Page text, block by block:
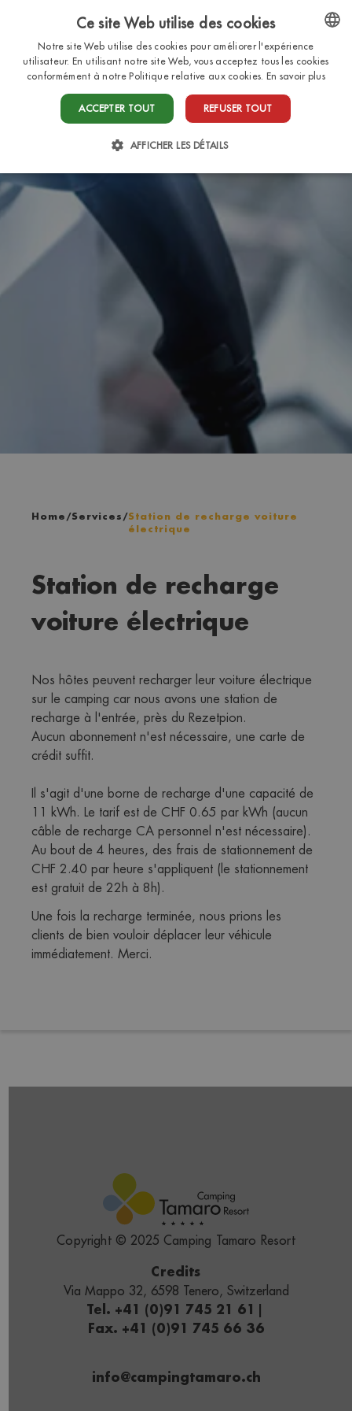
Home /Services /Station de recharge voiture
électrique
Station de recharge
voiture électrique
Nos hôtes peuvent recharger leur voiture électrique
sur le camping car nous avons une station de
recharge à l'entrée, près du Rezetpion.
Aucun abonnement n'est nécessaire, une carte de
crédit suffit.
Il s'agit d'une borne de recharge d'une capacité de
11 kWh. Le tarif est de CHF 0.65 par kWh (aucun
câble de recharge CA personnel n'est nécessaire).
Au bout de 4 heures, des frais de stationnement de
CHF 2.40 par heure s'appliquent (le stationnement
est gratuit de 22h à 8h).
Une fois la recharge terminée, nous prions les
clients de bien vouloir déplacer leur véhicule
immédiatement. Merci.
Copyright © 2025 Camping Tamaro Resort
Credits
Via Mappo 32, 6598 Tenero, Switzerland
Tel. +41 (0)91 745 21 61 |
Fax. +41 (0)91 745 66 36
info@campingtamaro.ch
ENGLISH
Ce site Web utilise des cookies
Notre site Web utilise des cookies pour améliorer l'expérience
utilisateur. En utilisant notre site Web, vous acceptez tous les cookies
conformément à notre Politique relative aux cookies. En savoir plus
ACCEPTER TOUT REFUSER TOUT
AFFICHER LES DÉTAILS